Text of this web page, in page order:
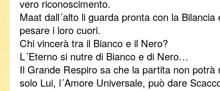
vero riconoscimento.
Maat dall´alto li guarda pronta con la
pesare i loro cuori.
Chi vincerà tra il Bianco e il Nero?
L´Eterno si nutre di Bianco e di Nero…
Il Grande Respiro sa che la partita non potrà
solo Lui, l´Amore Universale, può dare